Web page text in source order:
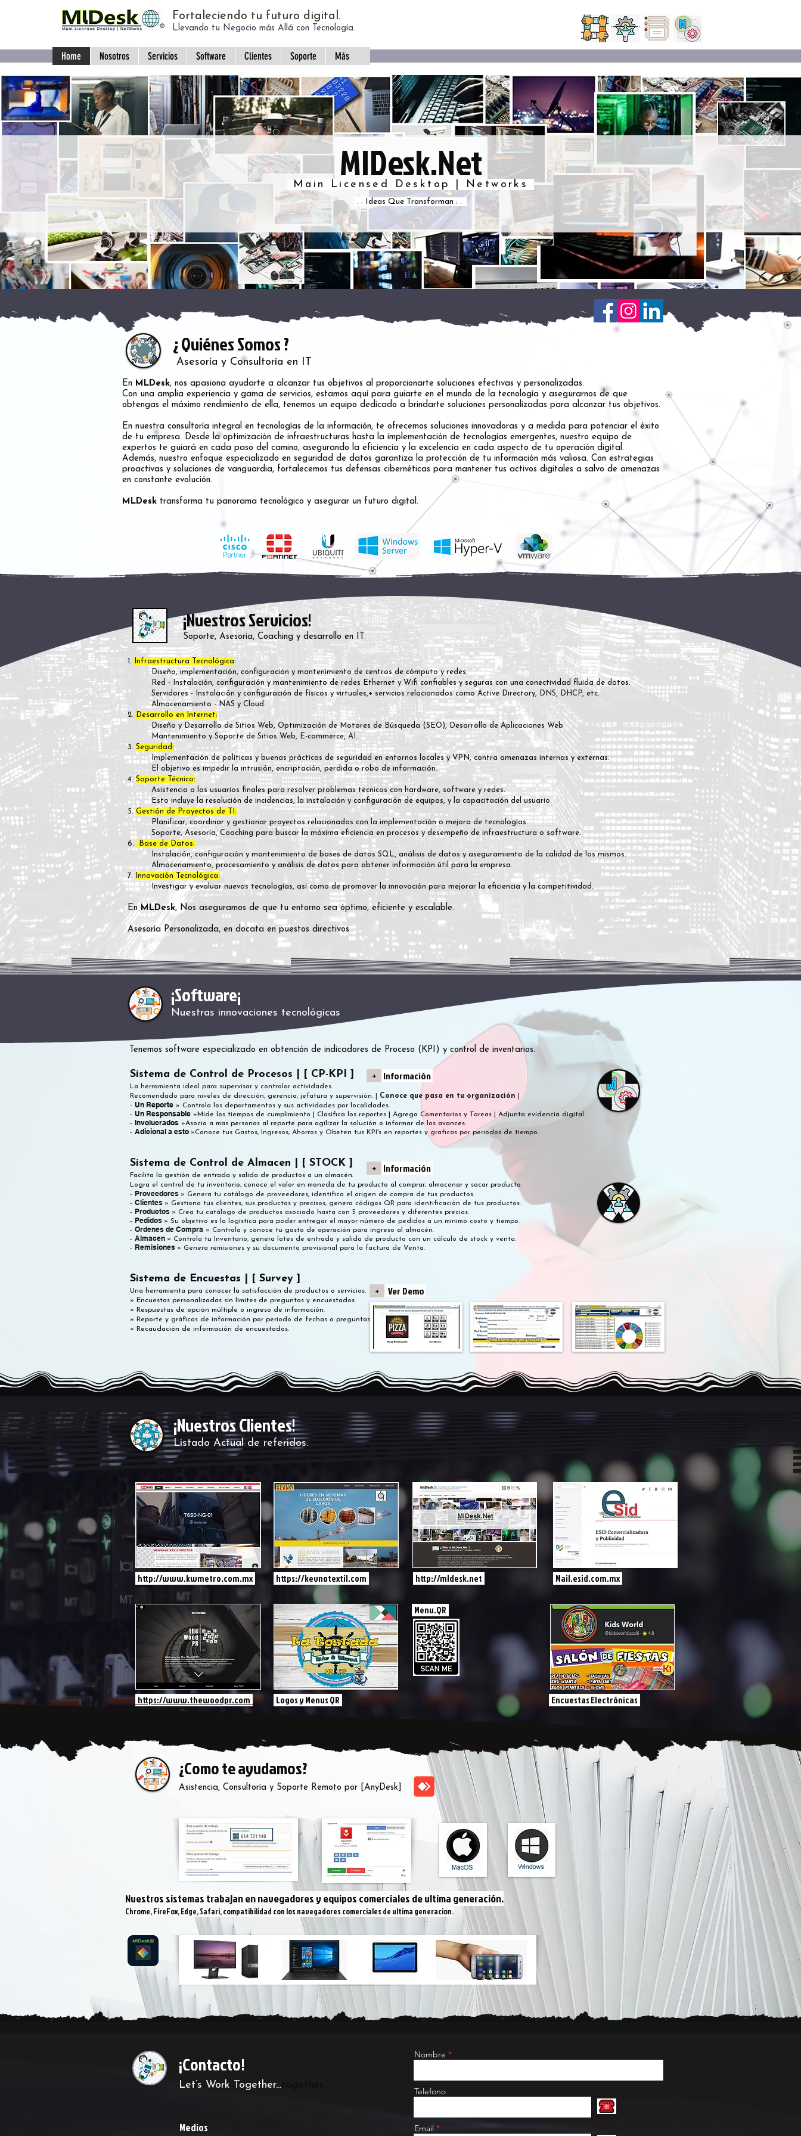
Fortaleciendo tu futuro digital.
Llevando tu Negocio más Allá con Tecnología.
Home Nosotros Servicios Software Clientes Soporte Más
MlDesk.Net
Main Licensed Desktop | Networks
. : Ideas Que Transforman : .
¿ Quiénes Somos ?
Asesoría y Consultoría en IT
En MLDesk, nos apasiona ayudarte a alcanzar tus objetivos al proporcionarte soluciones efectivas y personalizadas.
Con una amplia experiencia y gama de servicios, estamos aquí para guiarte en el mundo de la tecnología y asegurarnos de que
obtengas el máximo rendimiento de ella, tenemos un equipo dedicado a brindarte soluciones personalizadas para alcanzar tus objetivos.
En nuestra consultoría integral en tecnologías de la información, te ofrecemos soluciones innovadoras y a medida para potenciar el éxito
de tu empresa. Desde la optimización de infraestructuras hasta la implementación de tecnologías emergentes, nuestro equipo de
expertos te guiará en cada paso del camino, asegurando la eficiencia y la excelencia en cada aspecto de tu operación digital.
Además, nuestro enfoque especializado en seguridad de datos garantiza la protección de tu información más valiosa. Con estrategias
proactivas y soluciones de vanguardia, fortalecemos tus defensas cibernéticas para mantener tus activos digitales a salvo de amenazas
en constante evolución.
MLDesk transforma tu panorama tecnológico y asegurar un futuro digital.
¡Nuestros Servicios!
Soporte, Asesoría, Coaching y desarrollo en IT.
1. Infraestructura Tecnológica:
Diseño, implementación, configuración y mantenimiento de centros de cómputo y redes.
Red - Instalación, configuración y mantenimiento de redes Ethernet y Wifi confiables y seguras con una conectividad fluida de datos.
Servidores - Instalación y configuración de físicos y virtuales,+ servicios relacionados como Active Directory, DNS, DHCP, etc.
Almacenamiento - NAS y Cloud .
2.
Desarrollo en Internet:
Diseño y Desarrollo de Sitios Web, Optimización de Motores de Búsqueda (SEO), Desarrollo de Aplicaciones Web
Mantenimiento y Soporte de Sitios Web, E-commerce, AI.
3. Seguridad:
Implementación de políticas y buenas prácticas de seguridad en entornos locales y VPN, contra amenazas internas y externas.
El objetivo es impedir la intrusión, encriptación, perdida o robo de información.
4.Soporte Técnico:
Asistencia a los usuarios finales para resolver problemas técnicos con hardware, software y redes.
Esto incluye la resolución de incidencias, la instalación y configuración de equipos, y la capacitación del usuario.
5.Gestión de Proyectos de TI:
Planificar, coordinar y gestionar proyectos relacionados con la implementación o mejora de tecnologías.
Soporte, Asesoría, Coaching para buscar la máxima eficiencia en procesos y desempeño de infraestructura o software.
6.
Base de Datos:
Instalación, configuración y mantenimiento de bases de datos SQL, análisis de datos y aseguramiento de la calidad de los mismos.
Almacenamiento, procesamiento y análisis de datos para obtener información útil para la empresa.
7.
Innovación Tecnológica:
Investigar y evaluar nuevas tecnologías, así como de promover la innovación para mejorar la eficiencia y la competitividad.
EnMLDesk, Nos aseguramos de que tu entorno sea óptimo, eficiente y escalable.
Asesoría Personalizada, en docata en puestos directivos
¡Software¡
Nuestras innovaciones tecnológicas
Tenemos software especializado en obtención de indicadores de Proceso (KPI) y control de inventarios.
Sistema de Control de Procesos | [ CP-KPI ]
La herramienta ideal para supervisar y controlar actividades.
Recomendado para niveles de dirección, gerencia, jefatura y supervisión. | Conoce que pasa en tu organización
- Un Reporte » Controla los departamentos y sus actividades por localidades.
- Un Responsable »Mide los tiempos de cumplimiento | Clasifica los reportes | Agrega Comentarios y Tareas | Adjunta evidencia digital.
- Involucrados »Asocia a mas personas al reporte para agilizar la solución o informar de los avances.
- Adicional a esto »Conoce tus Gastos, Ingresos, Ahorros y Obeten tus KPI's en reportes y graficas por periodos de tiempo.
Sistema de Control de Almacen | [ STOCK ]
Facilita la gestión de entrada y salida de productos a un almacén.
Logra el control de tu inventario, conoce el valor en moneda de tu producto al comprar, almacenar y sacar producto.
- Proveedores » Genera tu catálogo de proveedores, identifica el origen de compra de tus productos. ​
- Clientes » Gestiona tus clientes, sus productos y precisos, genera códigos QR para identificación de tus productos.
- Productos » Crea tu catálogo de productos asociado hasta con 5 proveedores y diferentes precios. ​
- Pedidos » Su objetivo es la logística para poder entregar el mayor número de pedidos a un mínimo costo y tiempo.
- Ordenes de Compra » Controla y conoce tu gasto de operación para ingreso al almacén.
- Almacen » Controla tu Inventario, genera lotes de entrada y salida de producto con un cálculo de stock y venta. ​
- Remisiones » Genera remisiones y su documento provisional para la factura de Venta.
Sistema de Encuestas | [ Survey ]
Una herramienta para conocer la satisfacción de productos o servicios.
» Encuestas personalizadas sin límites de preguntas y encuestados.
» Respuestas de opción múltiple o ingreso de información.
» Reporte y gráficas de información por periodo de fechas o preguntas.
» Recaudación de información de encuestados.
+ Información
+ Información
+ Ver Demo
¿Como te ayudamos?
Asistencia, Consultoría y Soporte Remoto por [AnyDesk]
Nuestros sistemas trabajan en navegadores y equipos comerciales de ultima generación.
Chrome, FireFox, Edge, Safari, compatibilidad con los navegadores comerciales de ultima generacion.
¡Nuestros Clientes!
Listado Actual de referidos.
http://www.kwmetro.com.mx https://kevnotextil.com http://mldesk.net
https://www.thewoodpr.com Logos y Menus QR
Menu.QR
Mail.esid.com.mx
Encuestas Electrónicas
¡Contacto!
Let’s Work Together...
Medios
Nombre
Telefono
Email